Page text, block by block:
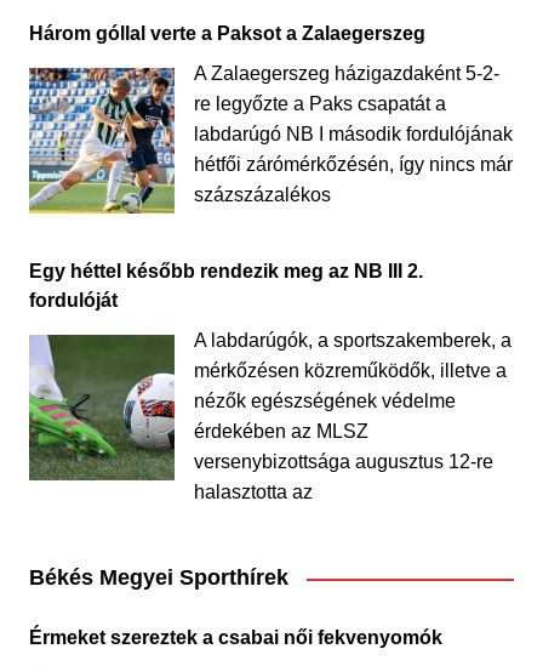
Három góllal verte a Paksot a Zalaegerszeg
A Zalaegerszeg házigazdaként 5-2-
re legyőzte a Paks csapatát a
labdarúgó NB I második fordulójának
hétfői zárómérkőzésén, így nincs már
százszázalékos
Egy héttel később rendezik meg az NB III 2.
fordulóját
A labdarúgók, a sportszakemberek, a
mérkőzésen közreműködők, illetve a
nézők egészségének védelme
érdekében az MLSZ
versenybizottsága augusztus 12-re
halasztotta az
Békés Megyei Sporthírek
Érmeket szereztek a csabai női fekvenyomók